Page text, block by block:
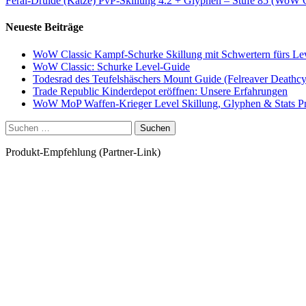
Neueste Beiträge
WoW Classic Kampf-Schurke Skillung mit Schwertern fürs
WoW Classic: Schurke Level-Guide
Todesrad des Teufelshäschers Mount Guide (Felreaver
Trade Republic Kinderdepot eröffnen: Unsere Erfahrungen
WoW MoP Waffen-Krieger Level Skillung, Glyphen & Stats
Suchen
nach:
Produkt-Empfehlung (Partner-Link)